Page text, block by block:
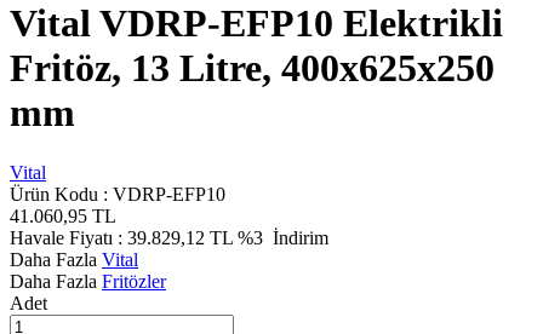
Vital VDRP-EFP10 Elektrikli
Fritöz, 13 Litre, 400x625x250
mm
Vital
Ürün Kodu : VDRP-EFP10
41.060,95 TL
Havale Fiyatı : 39.829,12 TL %3 İndirim
Daha Fazla Vital
Daha Fazla Fritözler
Adet